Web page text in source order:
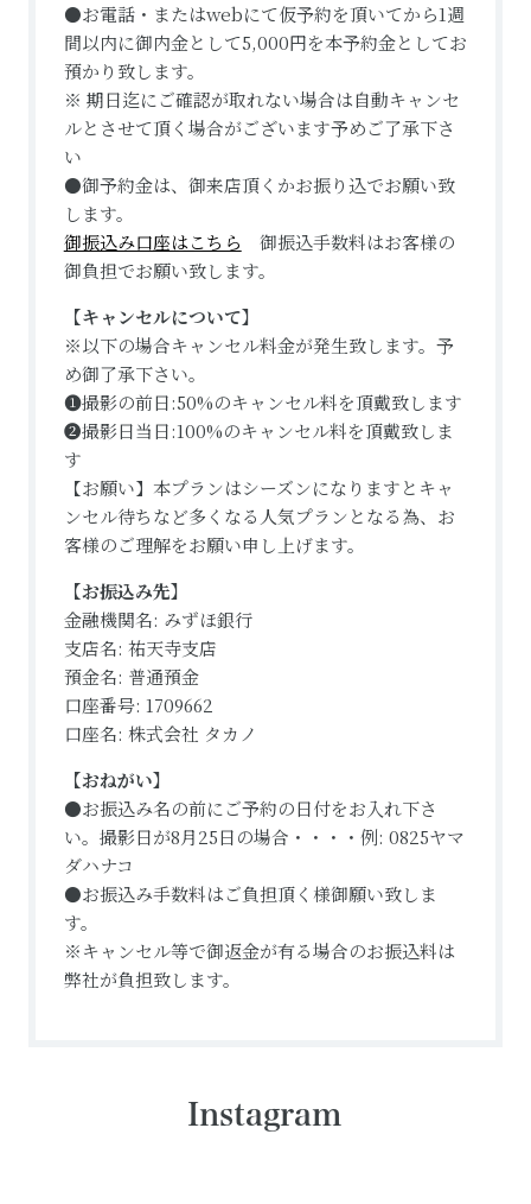
●お電話・またはwebにて仮予約を頂いてから1週
間以内に御内金として5,000円を本予約金としてお
預かり致します。
※ 期日迄にご確認が取れない場合は自動キャンセ
ルとさせて頂く場合がございます予めご了承下さ
い
●御予約金は、御来店頂くかお振り込でお願い致
します。
御振込み口座はこちら 御振込手数料はお客様の
御負担でお願い致します。
【キャンセルについて】
※以下の場合キャンセル料金が発生致します。予
め御了承下さい。
❶撮影の前日:50%のキャンセル料を頂戴致します
❷撮影日当日:100%のキャンセル料を頂戴致しま
す
【お願い】本プランはシーズンになりますとキャ
ンセル待ちなど多くなる人気プランとなる為、お
客様のご理解をお願い申し上げます。
【お振込み先】
金融機関名: みずほ銀行
支店名: 祐天寺支店
預金名: 普通預金
口座番号: 1709662
口座名: 株式会社 タカノ
【おねがい】
●お振込み名の前にご予約の日付をお入れ下さ
い。撮影日が8月25日の場合・・・・例: 0825ヤマ
ダハナコ
●お振込み手数料はご負担頂く様御願い致しま
す。
※キャンセル等で御返金が有る場合のお振込料は
弊社が負担致します。
Instagram